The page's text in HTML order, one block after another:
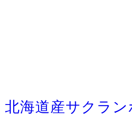
北海道産サクラン